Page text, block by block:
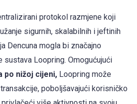
protokol razmjene koji
sigurnih, skalabilnih i jeftinih
Dencuna mogla bi značajno
Loopring. Omogućujući
po nižoj cijeni, Loopring može
poboljšavajući korisničko